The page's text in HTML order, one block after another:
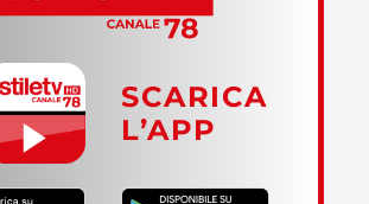
SCARICA
L’APP